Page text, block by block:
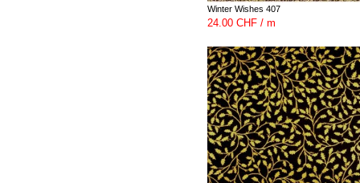
Winter Wishes 407
24.00 CHF / m